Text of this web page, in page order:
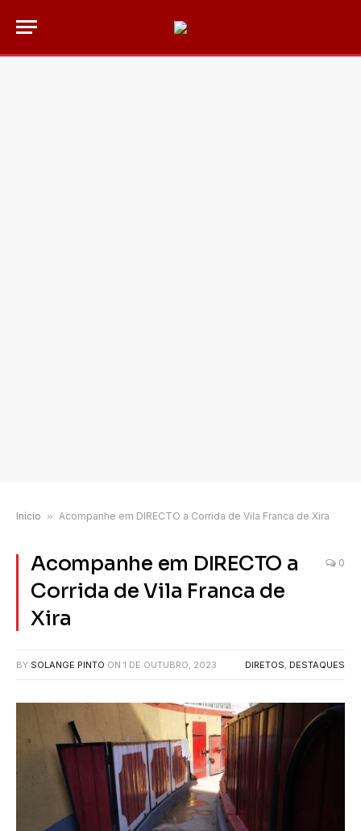
Início » Acompanhe em DIRECTO a Corrida de Vila Franca de Xira
Acompanhe em DIRECTO a
Corrida de Vila Franca de
Xira
0
BY SOLANGE PINTO ON 1 DE OUTUBRO, 2023 DIRETOS, DESTAQUES